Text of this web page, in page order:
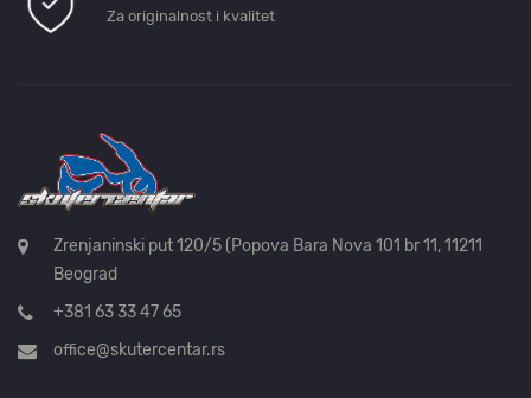
Za originalnost i kvalitet
Zrenjaninski put 120/5 (Popova Bara Nova 101 br 11, 11211
Beograd
+381 63 33 47 65
office@skutercentar.rs